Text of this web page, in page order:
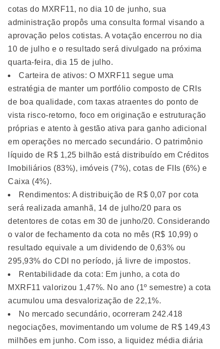
cotas do MXRF11, no dia 10 de junho, sua
administração propôs uma consulta formal visando a
aprovação pelos cotistas. A votação encerrou no dia
10 de julho e o resultado será divulgado na próxima
quarta-feira, dia 15 de julho.
Carteira de ativos: O MXRF11 segue uma
estratégia de manter um portfólio composto de CRIs
de boa qualidade, com taxas atraentes do ponto de
vista risco-retorno, foco em originação e estruturação
próprias e atento à gestão ativa para ganho adicional
em operações no mercado secundário. O patrimônio
líquido de R$ 1,25 bilhão está distribuído em Créditos
Imobiliários (83%), imóveis (7%), cotas de FIIs (6%) e
Caixa (4%).
Rendimentos: A distribuição de R$ 0,07 por cota
será realizada amanhã, 14 de julho/20 para os
detentores de cotas em 30 de junho/20. Considerando
o valor de fechamento da cota no mês (R$ 10,99) o
resultado equivale a um dividendo de 0,63% ou
295,93% do CDI no período, já livre de impostos.
Rentabilidade da cota: Em junho, a cota do
MXRF11 valorizou 1,47%. No ano (1º semestre) a cota
acumulou uma desvalorização de 22,1%.
No mercado secundário, ocorreram 242.418
negociações, movimentando um volume de R$ 149,43
milhões em junho. Com isso, a liquidez média diária